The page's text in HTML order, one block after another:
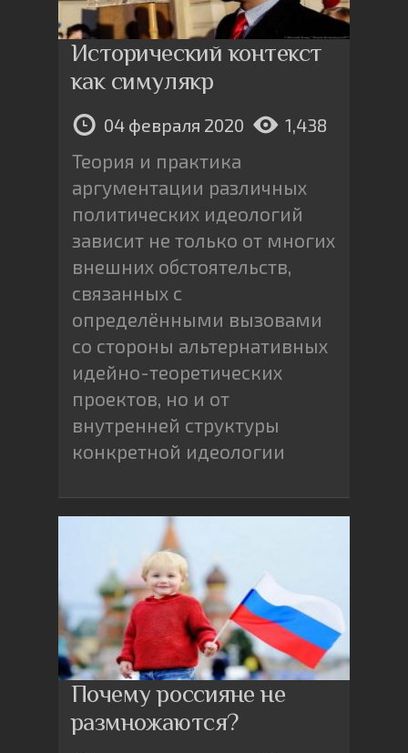
Исторический контекст
как симулякр
04 февраля 2020 1,438
Теория и практика
аргументации различных
политических идеологий
зависит не только от многих
внешних обстоятельств,
связанных с
определёнными вызовами
со стороны альтернативных
идейно-теоретических
проектов, но и от
внутренней структуры
конкретной идеологии
Почему россияне не
размножаются?